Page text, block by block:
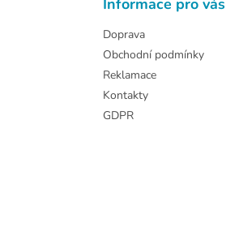
Doprava
Obchodní podmínky
Reklamace
Kontakty
GDPR